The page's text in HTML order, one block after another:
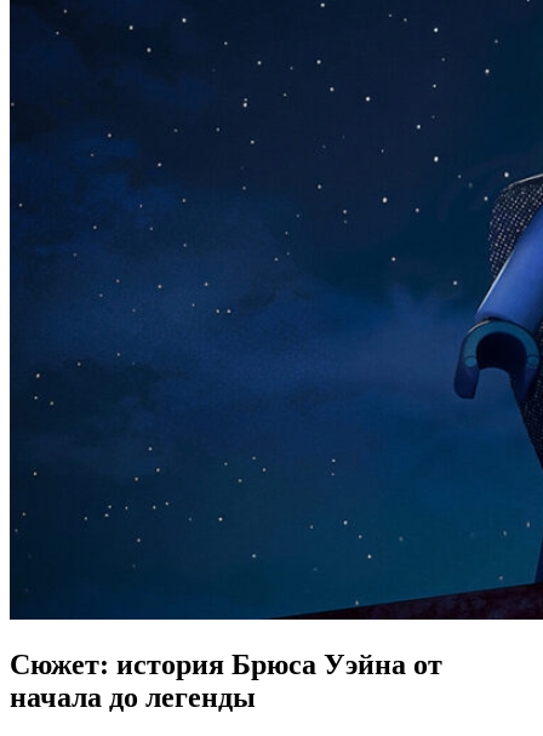
Сюжет: история Брюса Уэйна от
начала до легенды